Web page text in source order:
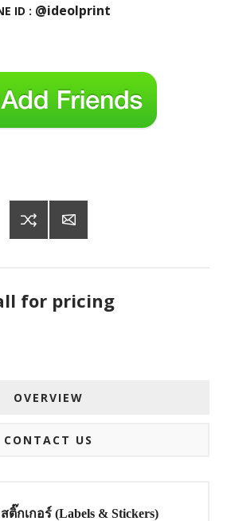
ID : @ideolprint
for pricing
OVERVIEW
CONTACT US
กเกอร์ (Labels & Stickers)